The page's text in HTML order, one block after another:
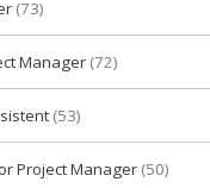
(73)
Manager (72)
(53)
Project Manager (50)